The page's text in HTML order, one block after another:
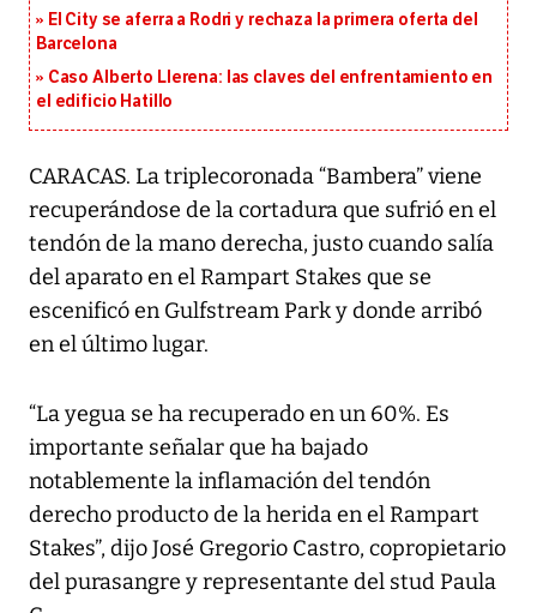
El City se aferra a Rodri y rechaza la primera oferta del
Barcelona
Caso Alberto Llerena: las claves del enfrentamiento en
el edificio Hatillo
CARACAS. La triplecoronada “Bambera” viene
recuperándose de la cortadura que sufrió en el
tendón de la mano derecha, justo cuando salía
del aparato en el Rampart Stakes que se
escenificó en Gulfstream Park y donde arribó
en el último lugar.
“La yegua se ha recuperado en un 60%. Es
importante señalar que ha bajado
notablemente la inflamación del tendón
derecho producto de la herida en el Rampart
Stakes”, dijo José Gregorio Castro, copropietario
del purasangre y representante del stud Paula